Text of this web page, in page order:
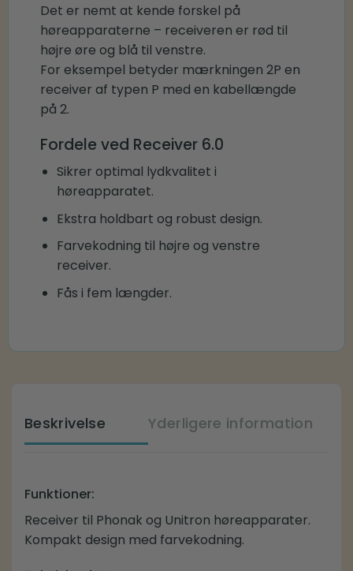
Det er nemt at kende forskel på
høreapparaterne – receiveren er rød til
højre øre og blå til venstre.
For eksempel betyder mærkningen 2P en
receiver af typen P med en kabellængde
på 2.
Fordele ved Receiver 6.0
Sikrer optimal lydkvalitet i
høreapparatet.
Ekstra holdbart og robust design.
Farvekodning til højre og venstre
receiver.
Fås i fem længder.
Beskrivelse Yderligere information
Funktioner:
Receiver til Phonak og Unitron høreapparater.
Kompakt design med farvekodning.